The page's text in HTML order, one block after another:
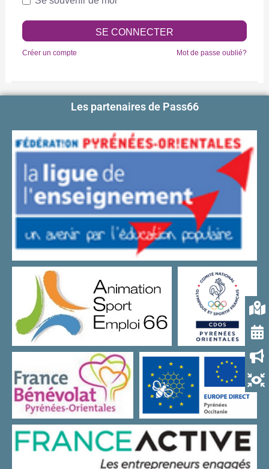
SE CONNECTER
Créer un compte Mot de passe oublié?
Les partenaires de Pass66